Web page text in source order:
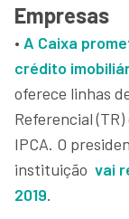
Empresas
• A Caixa
crédito
oferece linhas
Referencial
IPCA. O
instituição vai
2019.